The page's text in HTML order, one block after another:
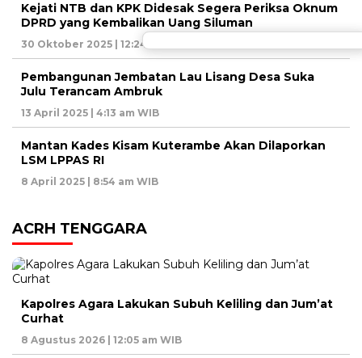
Kejati NTB dan KPK Didesak Segera Periksa Oknum
DPRD yang Kembalikan Uang Siluman
30 Oktober 2025 | 12:24 am WIB
Pembangunan Jembatan Lau Lisang Desa Suka
Julu Terancam Ambruk
13 April 2025 | 4:13 am WIB
Mantan Kades Kisam Kuterambe Akan Dilaporkan
LSM LPPAS RI
8 April 2025 | 8:54 am WIB
ACRH TENGGARA
Kapolres Agara Lakukan Subuh Keliling dan Jum’at
Curhat
8 Agustus 2026 | 12:05 am WIB